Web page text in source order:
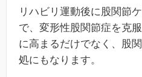
リハビリ運動後に股関節
で、変形性股関節症を克
に高まるだけでなく、股
処にもなります。